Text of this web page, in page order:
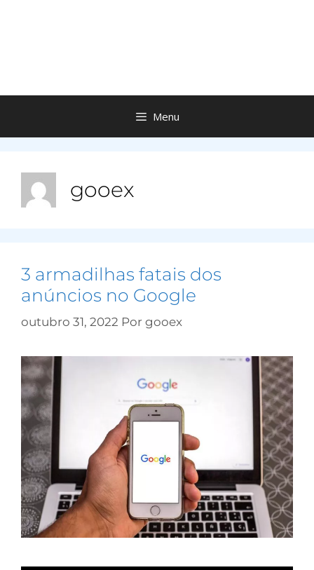
Menu
gooex
3 armadilhas fatais dos
anúncios no Google
outubro 31, 2022 Por gooex